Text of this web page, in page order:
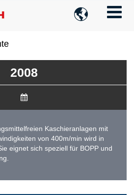

2008
Kaschieranlagen mit
von 400m/min wird in
eignet sich speziell für BOPP und